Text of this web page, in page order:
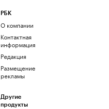
РБК
О компании
Контактная
информация
Редакция
Размещение
рекламы
Другие
продукты